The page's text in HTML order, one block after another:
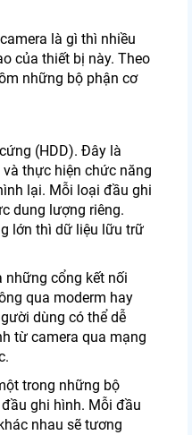
là gì thì nhiều
của thiết bị này. Theo
những bộ phận cơ
(HDD). Đây là
thực hiện chức năng
lại. Mỗi loại đầu ghi
dung lượng riêng.
lớn thì dữ liệu lữu trữ
những cổng kết nối
qua moderm hay
dùng có thể dễ
từ camera qua mạng
trong những bộ
ghi hình. Mỗi đầu
nhau sẽ tương